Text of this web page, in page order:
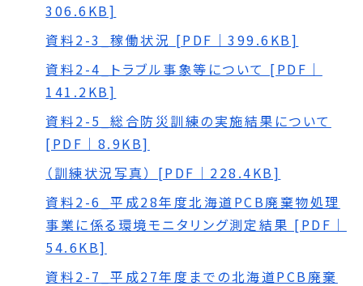
306.6KB]
資料2-3_稼働状況 [PDF｜399.6KB]
資料2-4_トラブル事象等について [PDF｜
141.2KB]
資料2-5_総合防災訓練の実施結果について
[PDF｜8.9KB]
（訓練状況写真） [PDF｜228.4KB]
資料2-6_平成28年度北海道PCB廃棄物処理
事業に係る環境モニタリング測定結果 [PDF｜
54.6KB]
資料2-7_平成27年度までの北海道PCB廃棄